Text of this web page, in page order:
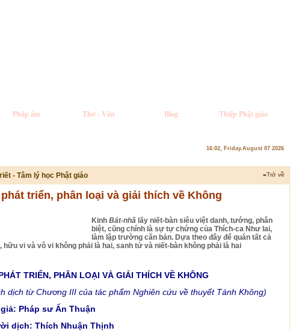
Pháp âm Thơ - Văn Blog Thiệp Phật giáo
16:02, Friday.August 07 2026
- Tâm lý học Phật giáo »Trở về
triển, phân loại và giải thích về Không
Kinh Bát-nhã lấy niết-bàn siêu việt danh, tướng, phân
biệt, cũng chính là sự tự chứng của Thích-ca Như lai,
làm lập trường căn bản. Dựa theo đây để quán tất cả
hữu vi và vô vi không phải là hai, sanh tử và niết-bàn không phải là hai
TRIỂN, PHÂN LOẠI VÀ GIẢI THÍCH VỀ KHÔNG
dịch từ Chương III của tác phẩm Nghiên cứu về thuyết Tánh Không)
Pháp sư Ấn Thuận
dịch: Thích Nhuận Thịnh